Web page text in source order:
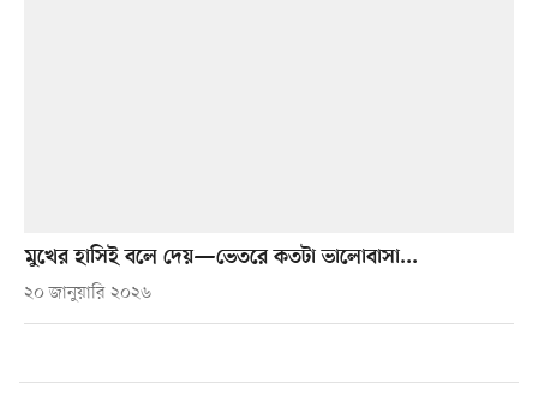
মুখের হাসিই বলে দেয়—ভেতরে কতটা ভালোবাসা...
২০ জানুয়ারি ২০২৬